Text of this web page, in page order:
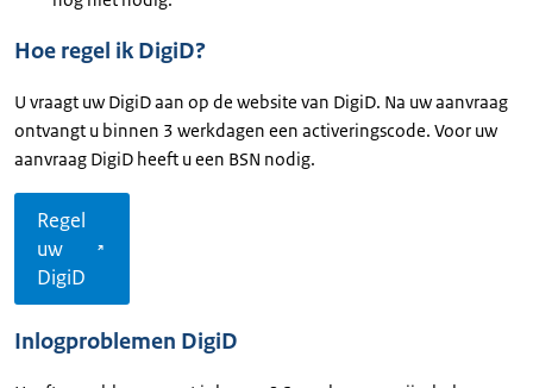
Hoe regel ik DigiD?
U vraagt uw DigiD aan op de website van DigiD. Na uw aanvraag
ontvangt u binnen 3 werkdagen een activeringscode. Voor uw
aanvraag DigiD heeft u een BSN nodig.
Regel
uw
DigiD
Inlogproblemen DigiD